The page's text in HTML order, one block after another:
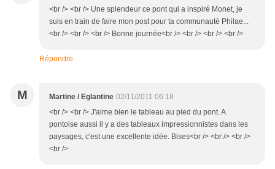
<br /> <br /> Une splendeur ce pont qui a inspiré Monet, je
suis en train de faire mon post pour ta communauté Philae...
<br /> <br /> <br /> Bonne journée<br /> <br /> <br /> <br />
Répondre
M Martine / Eglantine 02/11/2011 06:18
<br /> <br /> J'aime bien le tableau au pied du pont. A
pontoise aussi il y a des tableaux impressionnistes dans les
paysages, c'est une excellente idée. Bises<br /> <br /> <br />
<br />